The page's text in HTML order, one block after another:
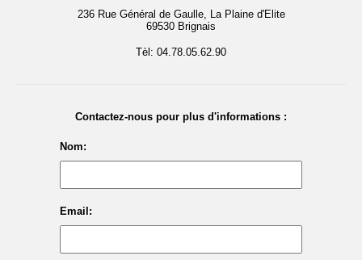
236 Rue Général de Gaulle, La Plaine d'Elite
69530 Brignais
Tèl: 04.78.05.62.90
Contactez-nous pour plus d'informations :
Nom:
Email: